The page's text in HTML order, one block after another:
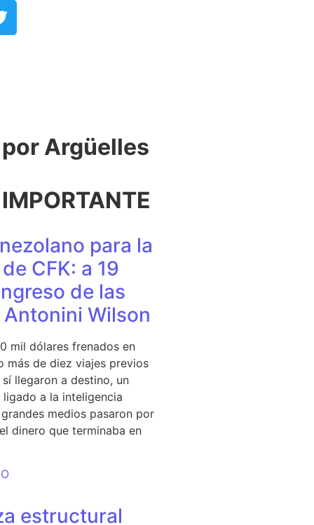
por Argüelles​
para la
CFK: a 19
de las
Wilson
mil dólares frenados en
más de diez viajes previos
llegaron a destino, un
a la inteligencia
medios pasaron por
dinero que terminaba en
estructural